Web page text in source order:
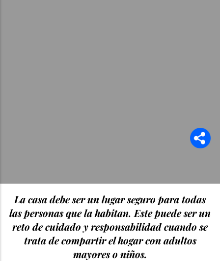
La casa debe ser un lugar seguro para todas
las personas que la habitan. Este puede ser un
reto de cuidado y responsabilidad cuando se
trata de compartir el hogar con adultos
mayores o niños.